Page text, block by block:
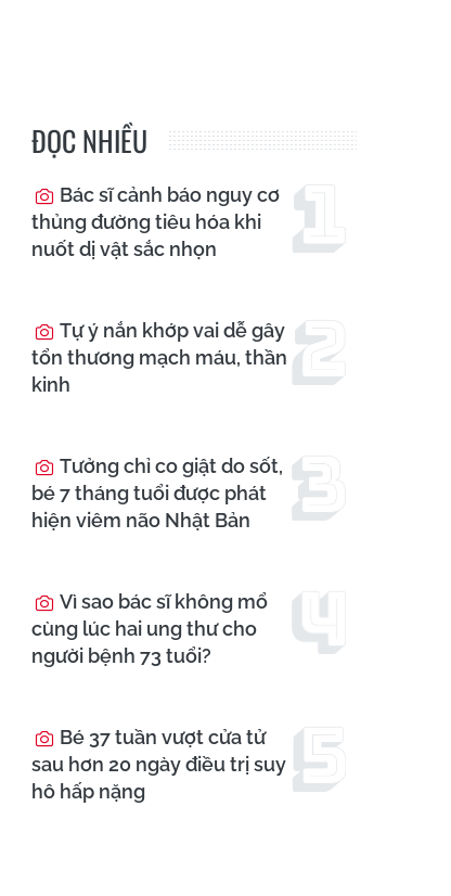
ĐỌC NHIỀU
Bác sĩ cảnh báo nguy cơ
thủng đường tiêu hóa khi
nuốt dị vật sắc nhọn
Tự ý nắn khớp vai dễ gây
tổn thương mạch máu, thần
kinh
Tưởng chỉ co giật do sốt,
bé 7 tháng tuổi được phát
hiện viêm não Nhật Bản
Vì sao bác sĩ không mổ
cùng lúc hai ung thư cho
người bệnh 73 tuổi?
Bé 37 tuần vượt cửa tử
sau hơn 20 ngày điều trị suy
hô hấp nặng